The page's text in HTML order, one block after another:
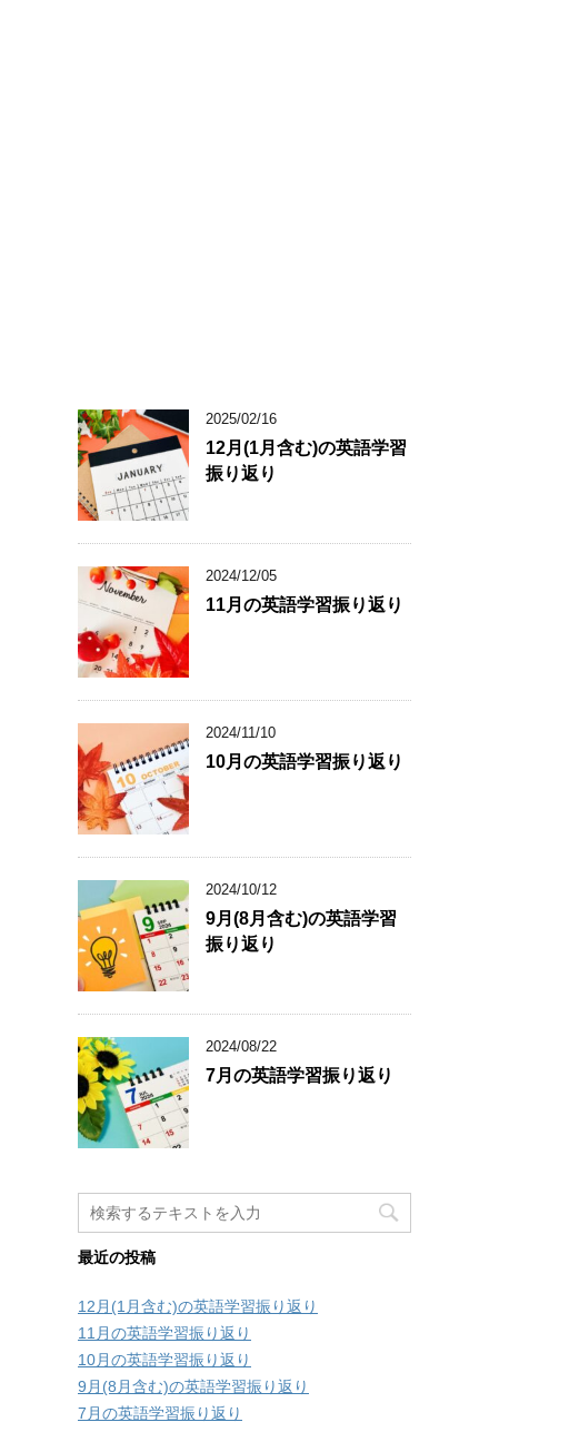
2025/02/16
12月(1月含む)の英語学習
振り返り
2024/12/05
11月の英語学習振り返り
2024/11/10
10月の英語学習振り返り
2024/10/12
9月(8月含む)の英語学習
振り返り
2024/08/22
7月の英語学習振り返り
最近の投稿
12月(1月含む)の英語学習振り返り
11月の英語学習振り返り
10月の英語学習振り返り
9月(8月含む)の英語学習振り返り
7月の英語学習振り返り